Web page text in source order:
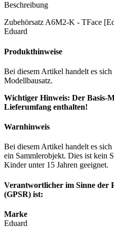
Beschreibung
Zubehörsatz A6M2-K - TFace
Eduard
Produkthinweise
Bei diesem Artikel handelt es
Modellbausatz.
Wichtiger Hinweis: Der Basis-
Lieferumfang enthalten!
Warnhinweis
Bei diesem Artikel handelt es
ein Sammlerobjekt. Dies ist kein
Kinder unter 15 Jahren geeignet.
Verantwortlicher im Sinne der
(GPSR) ist:
Marke
Eduard